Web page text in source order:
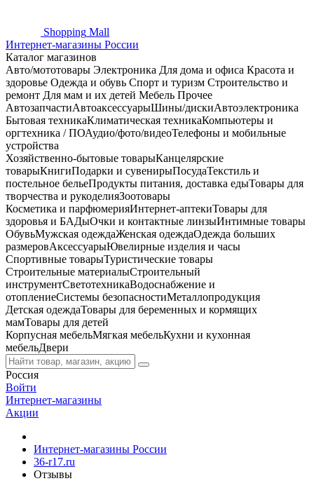
Shopping Mall
Интернет-магазины России
Каталог магазинов
Авто/мототовары Электроника Для дома и офиса Красота и
здоровье Одежда и обувь Спорт и туризм Строительство и
ремонт Для мам и их детей Мебель Прочее
АвтозапчастиАвтоаксессуарыШины/дискиАвтоэлектроника
Бытовая техникаКлиматическая техникаКомпьютеры и
оргтехника / ПОАудио/фото/видеоТелефоны и мобильные
устройства
Хозяйственно-бытовые товарыКанцелярские
товарыКнигиПодарки и сувенирыПосудаТекстиль и
постельное бельеПродукты питания, доставка едыТовары для
творчества и рукоделияЗоотовары
Косметика и парфюмерияИнтернет-аптекиТовары для
здоровья и БАДыОчки и контактные линзыИнтимные товары
ОбувьМужская одеждаЖенская одеждаОдежда больших
размеровАксессуарыЮвелирные изделия и часы
Спортивные товарыТуристические товары
Строительные материалыСтроительный
инструментСветотехникаВодоснабжение и
отоплениеСистемы безопасностиМеталлопродукция
Детская одеждаТовары для беременных и кормящих
мамТовары для детей
Корпусная мебельМягкая мебельКухни и кухонная
мебельДвери
Россия
Войти
Интернет-магазины
Акции
Интернет-магазины России
36-r17.ru
Отзывы